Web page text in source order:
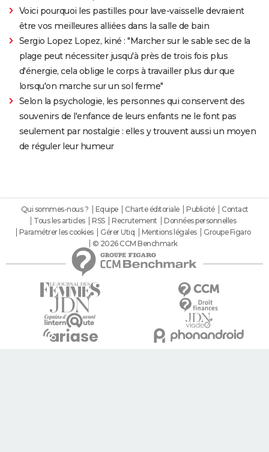
Voici pourquoi les pastilles pour lave-vaisselle devraient
être vos meilleures alliées dans la salle de bain
Sergio Lopez Lopez, kiné : "Marcher sur le sable sec de la
plage peut nécessiter jusqu'à près de trois fois plus
d'énergie, cela oblige le corps à travailler plus dur que
lorsqu'on marche sur un sol ferme"
Selon la psychologie, les personnes qui conservent des
souvenirs de l'enfance de leurs enfants ne le font pas
seulement par nostalgie : elles y trouvent aussi un moyen
de réguler leur humeur
Qui sommes-nous ? Equipe Charte éditoriale Publicité
Contact
Tous les articles
RSS Recrutement
Données personnelles
Paramétrer les cookies
Gérer Utiq Mentions légales
Groupe Figaro
© 2026 CCM Benchmark